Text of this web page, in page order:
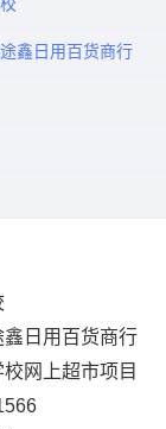
鑫日用百货商行
日用百货商行
网上超市项目